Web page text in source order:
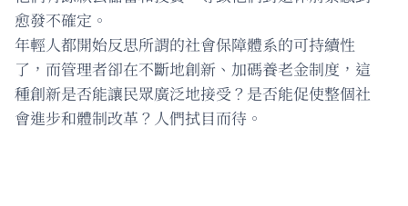
愈發不確定。
年輕人都開始反思所謂的社會保障體系的可持續性
了，而管理者卻在不斷地創新、加碼養老金制度，這
種創新是否能讓民眾廣泛地接受？是否能促使整個社
會進步和體制改革？人們拭目而待。